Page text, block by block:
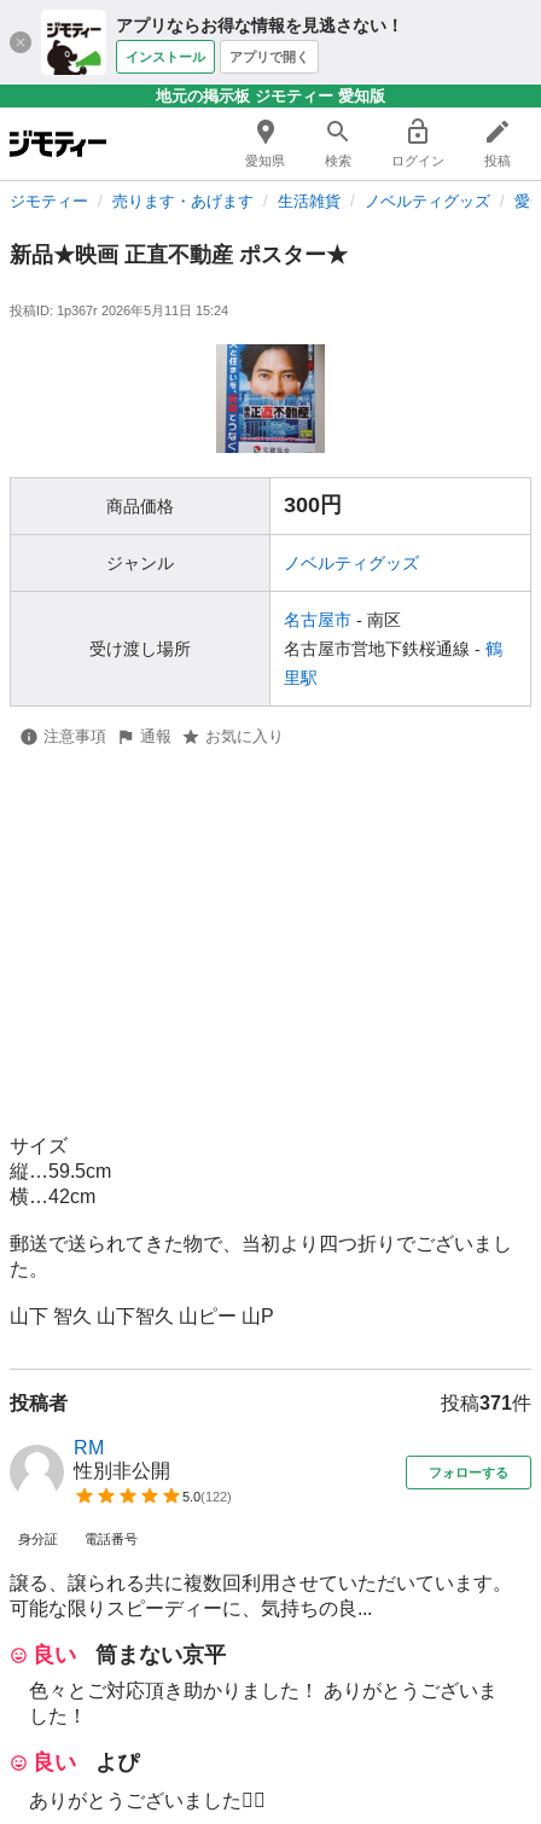
アプリならお得な情報を見逃さない！
インストール アプリで開く
地元の掲示板 ジモティー 愛知版
愛知県 検索 ログイン 投稿
ジモティー 売ります・あげます 生活雑貨 ノベルティグッズ 愛
新品★映画 正直不動産 ポスター★
投稿ID: 1p367r 2026年5月11日 15:24
商品価格 300円
ジャンル ノベルティグッズ
受け渡し場所
名古屋市 - 南区
名古屋市営地下鉄桜通線 - 鶴
里駅
注意事項 通報 お気に入り
サイズ
縦…59.5cm
横…42cm
郵送で送られてきた物で、当初より四つ折りでございまし
た。
山下 智久 山下智久 山ピー 山P
投稿者 投稿371件
RM
性別非公開
5.0(122)
フォローする
身分証 電話番号
譲る、譲られる共に複数回利用させていただいています。
可能な限りスピーディーに、気持ちの良...
良い 筒まない京平
色々とご対応頂き助かりました！ ありがとうございま
した！
良い よぴ
ありがとうございました🙂‍↕️